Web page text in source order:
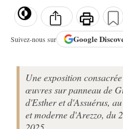
Suivez-nous sur Google
Une exposition
œuvres sur panneau de
d'Esther et d'Assuérus,
et moderne d'Arezzo, du